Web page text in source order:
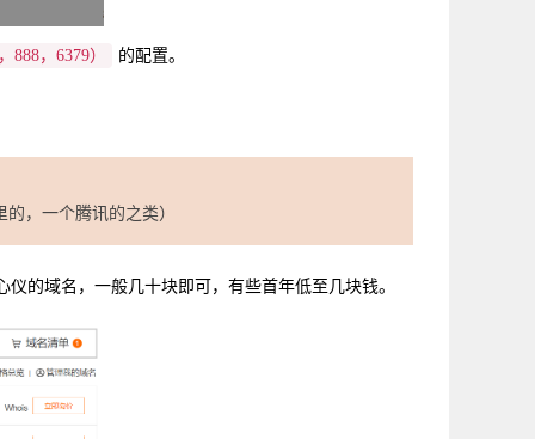
888，6379） 的配置。
，一个腾讯的之类）
的域名，一般几十块即可，有些首年低至几块钱。